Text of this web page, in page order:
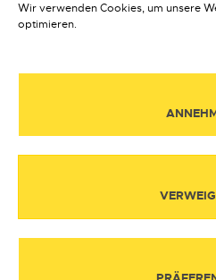
Wir verwenden Cookies, um unsere
optimieren.
Transport
Über ELNO
Personenbezogene Daten